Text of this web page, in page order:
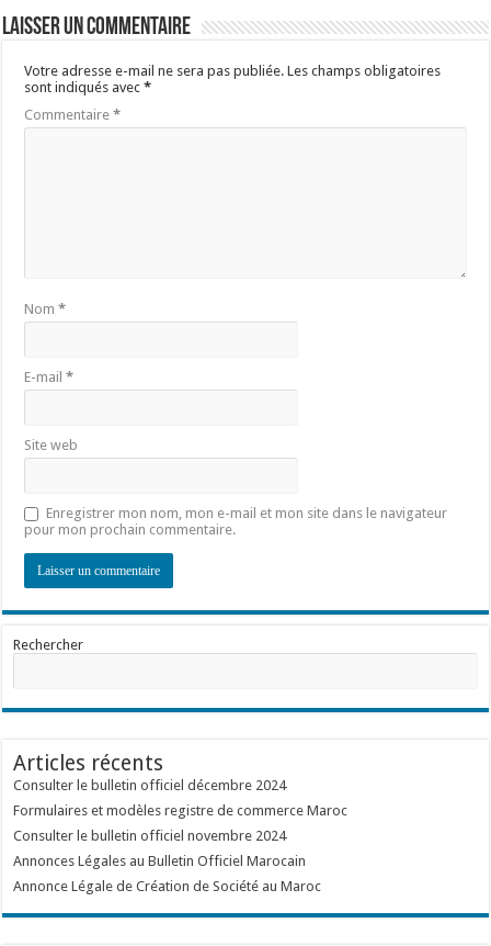
Laisser un commentaire
Votre adresse e-mail ne sera pas publiée. Les champs obligatoires
sont indiqués avec*
Commentaire*
Nom*
E-mail*
Site web
Enregistrer mon nom, mon e-mail et mon site dans le navigateur
pour mon prochain commentaire.
Rechercher
Articles récents
Consulter le bulletin officiel décembre 2024
Formulaires et modèles registre de commerce Maroc
Consulter le bulletin officiel novembre 2024
Annonces Légales au Bulletin Officiel Marocain
Annonce Légale de Création de Société au Maroc